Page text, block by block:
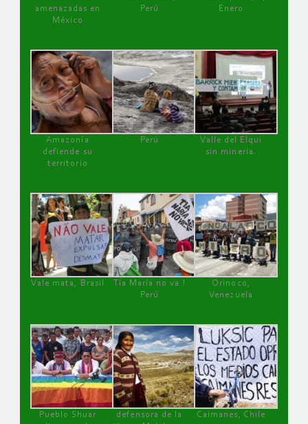
amenazadas en
México
Perú
Enero
Amazonía
defiende su
territorio
Perú
Valle del Elqui
sin minería.
Vale mata, Brasil
Tía María no va !
Perú
Orinoco,
Venezuela
Pueblo Shuar
defensora de la
Caimanes, Chile